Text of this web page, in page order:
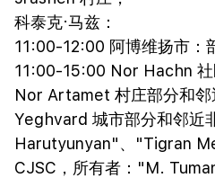
科泰克·马兹：
11:00-12:00 阿博维扬市：
11:00-15:00 Nor Hachn 社
Nor Artamet 村庄部分和邻
Yeghvard 城市部分和邻近
Harutyunyan"、"Tigran
CJSC，所有者："M.